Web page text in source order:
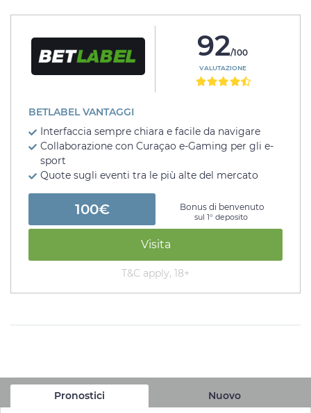
92/100
VALUTAZIONE
BETLABEL VANTAGGI
Interfaccia sempre chiara e facile da navigare
Collaborazione con Curaçao e-Gaming per gli e-
sport
Quote sugli eventi tra le più alte del mercato
100€ Bonus di benvenuto
sul 1° deposito
Visita
T&C apply, 18+
Pronostici Nuovo